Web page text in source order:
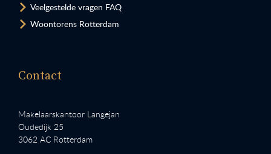
Veelgestelde vragen FAQ
Woontorens Rotterdam
Contact
Makelaarskantoor Langejan
Oudedijk 25
3062 AC Rotterdam